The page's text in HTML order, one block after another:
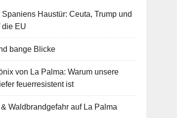
Haustür: Ceuta, Trump und
die EU
bange Blicke
von La Palma: Warum unsere
feuerresistent ist
Waldbrandgefahr auf La Palma